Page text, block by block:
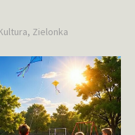
, Zielonka